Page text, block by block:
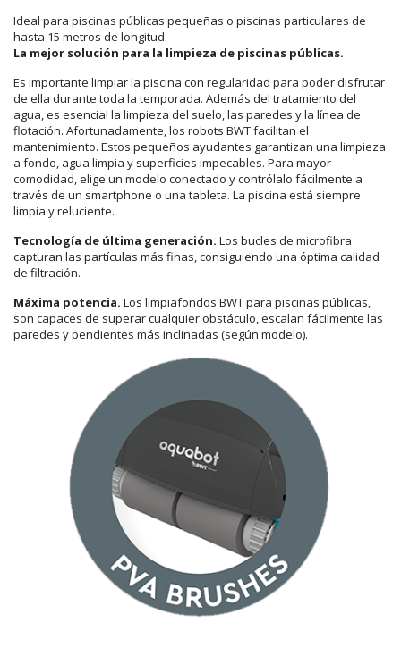
Ideal para piscinas públicas pequeñas o piscinas particulares de
hasta 15 metros de longitud.
La mejor solución para la limpieza de piscinas públicas.
Es importante limpiar la piscina con regularidad para poder disfrutar
de ella durante toda la temporada. Además del tratamiento del
agua, es esencial la limpieza del suelo, las paredes y la línea de
flotación. Afortunadamente, los robots BWT facilitan el
mantenimiento. Estos pequeños ayudantes garantizan una limpieza
a fondo, agua limpia y superficies impecables. Para mayor
comodidad, elige un modelo conectado y contrólalo fácilmente a
través de un smartphone o una tableta. La piscina está siempre
limpia y reluciente.
Tecnología de última generación. Los bucles de microfibra
capturan las partículas más finas, consiguiendo una óptima calidad
de filtración.
Máxima potencia. Los limpiafondos BWT para piscinas públicas,
son capaces de superar cualquier obstáculo, escalan fácilmente las
paredes y pendientes más inclinadas (según modelo).